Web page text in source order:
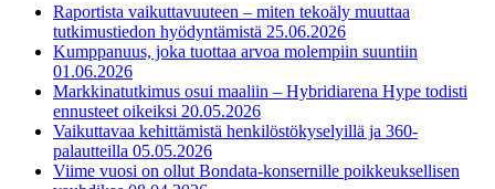
Raportista vaikuttavuuteen – miten tekoäly muuttaa
tutkimustiedon hyödyntämistä 25.06.2026
Kumppanuus, joka tuottaa arvoa molempiin suuntiin
01.06.2026
Markkinatutkimus osui maaliin – Hybridiarena Hype todisti
ennusteet oikeiksi 20.05.2026
Vaikuttavaa kehittämistä henkilöstökyselyillä ja 360-
palautteilla 05.05.2026
Viime vuosi on ollut Bondata-konsernille poikkeuksellisen